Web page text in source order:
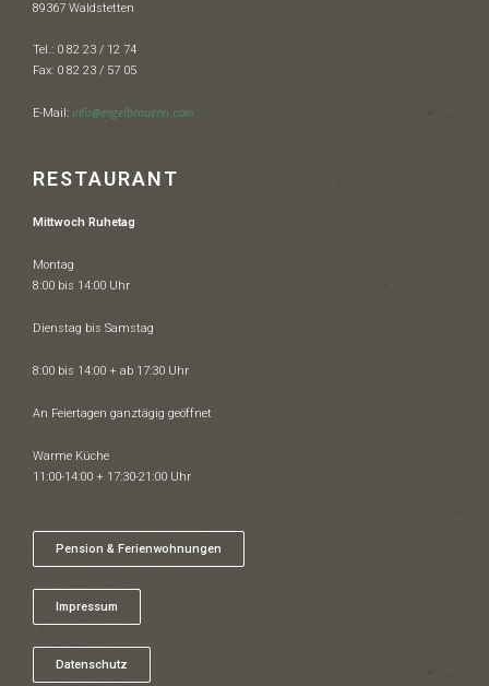
89367 Waldstetten
Tel.: 0 82 23 / 12 74
Fax: 0 82 23 / 57 05
E-Mail: info@engelbrauerei.com
RESTAURANT
Mittwoch Ruhetag
Montag
8:00 bis 14:00 Uhr
Dienstag bis Samstag
8:00 bis 14:00 + ab 17:30 Uhr
An Feiertagen ganztägig geöffnet
Warme Küche
11:00-14:00 + 17:30-21:00 Uhr
Pension & Ferienwohnungen
Impressum
Datenschutz